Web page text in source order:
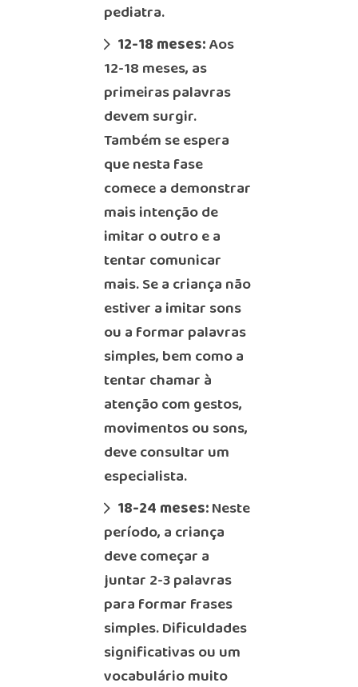
pediatra.
12-18 meses:Aos
12-18 meses, as
primeiras palavras
devem surgir.
Também se espera
que nesta fase
comece a demonstrar
mais intenção de
imitar o outro e a
tentar comunicar
mais. Se a criança não
estiver a imitar sons
ou a formar palavras
simples, bem como a
tentar chamar à
atenção com gestos,
movimentos ou sons,
deve consultar um
especialista.
18-24 meses:Neste
período, a criança
deve começar a
juntar 2-3 palavras
para formar frases
simples. Dificuldades
significativas ou um
vocabulário muito